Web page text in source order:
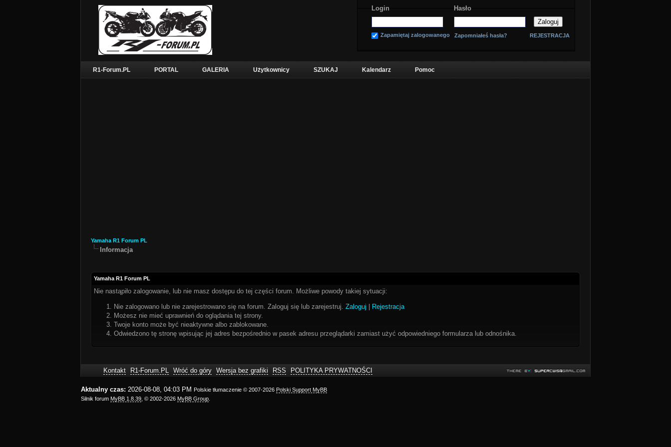
Login Hasło
Zapamiętaj zalogowanego Zapomniałeś hasła? REJESTRACJA
R1-Forum.PL PORTAL GALERIA Użytkownicy SZUKAJ Kalendarz Pomoc
Yamaha R1 Forum PL
Informacja
Yamaha R1 Forum PL
Nie nastąpiło zalogowanie, lub nie masz dostępu do tej części forum. Możliwe powody takiej sytuacji:
Nie zalogowano lub nie zarejestrowano się na forum. Zaloguj się lub zarejestruj. Zaloguj
Rejestracja
Możesz nie mieć uprawnień do oglądania tej strony.
Twoje konto może być nieaktywne albo zablokowane.
Odwiedzono tę stronę wpisując jej adres bezpośrednio w pasek adresu przeglądarki zamiast użyć odpowiedniego formularza lub odnośnika.
Kontakt R1-Forum.PL Wróć do góry Wersja bez grafiki RSS POLITYKA PRYWATNOŚCI
Aktualny czas: 2026-08-08, 04:03 PM Polskie tłumaczenie © 2007-2026 Polski Support MyBB
Silnik forum MyBB 1.8.39 , © 2002-2026 MyBB Group